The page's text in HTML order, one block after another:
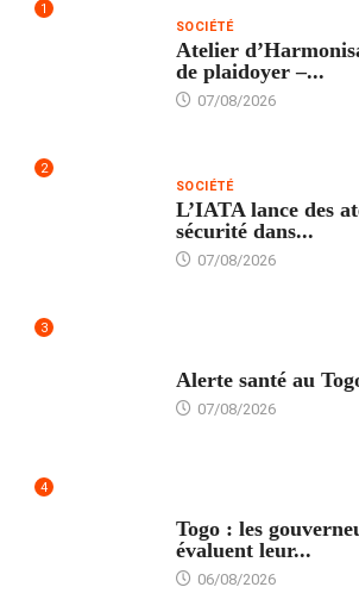
1
SOCIÉTÉ
Atelier
de plaidoyer –...
07/08/2026
2
SOCIÉTÉ
L’IATA lance des
sécurité dans...
07/08/2026
3
Alerte santé au
07/08/2026
4
Togo : les
évaluent leur...
06/08/2026